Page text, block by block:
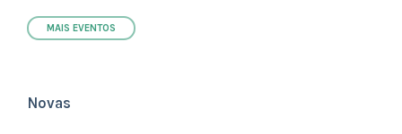
MAIS EVENTOS
Novas